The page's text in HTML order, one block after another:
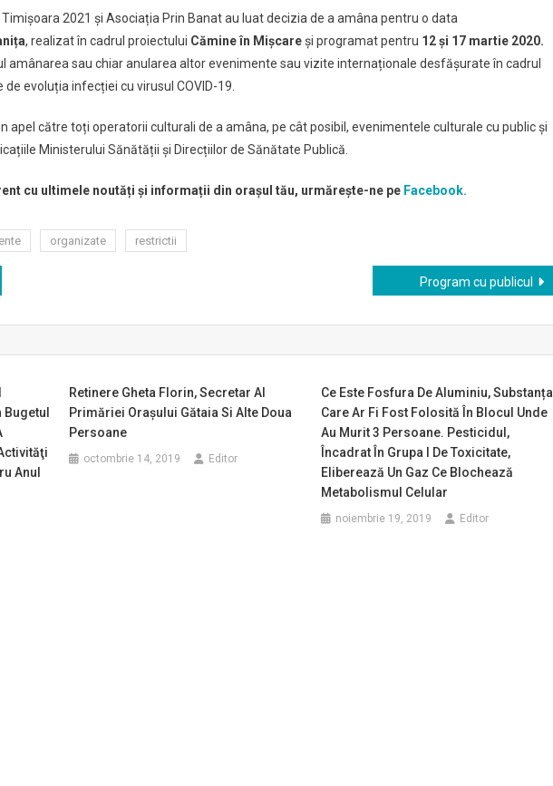
2021 și Asociația Prin Banat au luat decizia de a amâna pentru o data
, realizat în cadrul proiectului Cămine în Mișcareși programat pentru 12 și 17 martie 2020.
amânarea sau chiar anularea altor evenimente sau vizite internaționale desfășurate în cadrul
evoluția infecției cu virusul COVID-19.
apel către toți operatorii culturali de a amâna, pe cât posibil, evenimentele culturale cu public și
Ministerului Sănătății și Direcțiilor de Sănătate Publică.
cu ultimele noutăți și informații din orașul tău, urmărește-ne pe Facebook.
organizate restrictii
Program cu publicul
Anul
Retinere Gheta Florin, Secretar Al
Primăriei Orașului Gătaia Si Alte Doua
Persoane
octombrie 14, 2019 Editor
Ce Este Fosfura De Aluminiu, Substanța
Care Ar Fi Fost Folosită În Blocul Unde
Au Murit 3 Persoane. Pesticidul,
Încadrat În Grupa I De Toxicitate,
Eliberează Un Gaz Ce Blochează
Metabolismul Celular
noiembrie 19, 2019 Editor